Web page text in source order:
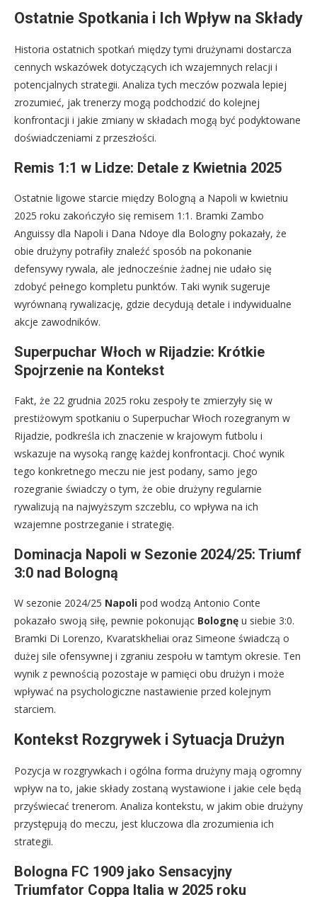
Ostatnie Spotkania i Ich Wpływ na Składy
Historia ostatnich spotkań między tymi drużynami dostarcza
cennych wskazówek dotyczących ich wzajemnych relacji i
potencjalnych strategii. Analiza tych meczów pozwala lepiej
zrozumieć, jak trenerzy mogą podchodzić do kolejnej
konfrontacji i jakie zmiany w składach mogą być podyktowane
doświadczeniami z przeszłości.
Remis 1:1 w Lidze: Detale z Kwietnia 2025
Ostatnie ligowe starcie między Bologną a Napoli w kwietniu
2025 roku zakończyło się remisem 1:1. Bramki Zambo
Anguissy dla Napoli i Dana Ndoye dla Bologny pokazały, że
obie drużyny potrafiły znaleźć sposób na pokonanie
defensywy rywala, ale jednocześnie żadnej nie udało się
zdobyć pełnego kompletu punktów. Taki wynik sugeruje
wyrównaną rywalizację, gdzie decydują detale i indywidualne
akcje zawodników.
Superpuchar Włoch w Rijadzie: Krótkie
Spojrzenie na Kontekst
Fakt, że 22 grudnia 2025 roku zespoły te zmierzyły się w
prestiżowym spotkaniu o Superpuchar Włoch rozegranym w
Rijadzie, podkreśla ich znaczenie w krajowym futbolu i
wskazuje na wysoką rangę każdej konfrontacji. Choć wynik
tego konkretnego meczu nie jest podany, samo jego
rozegranie świadczy o tym, że obie drużyny regularnie
rywalizują na najwyższym szczeblu, co wpływa na ich
wzajemne postrzeganie i strategię.
Dominacja Napoli w Sezonie 2024/25: Triumf
3:0 nad Bologną
W sezonie 2024/25 Napoli pod wodzą Antonio Conte
pokazało swoją siłę, pewnie pokonując Bolognę u siebie 3:0.
Bramki Di Lorenzo, Kvaratskheliai oraz Simeone świadczą o
dużej sile ofensywnej i zgraniu zespołu w tamtym okresie. Ten
wynik z pewnością pozostaje w pamięci obu drużyn i może
wpływać na psychologiczne nastawienie przed kolejnym
starciem.
Kontekst Rozgrywek i Sytuacja Drużyn
Pozycja w rozgrywkach i ogólna forma drużyny mają ogromny
wpływ na to, jakie składy zostaną wystawione i jakie cele będą
przyświecać trenerom. Analiza kontekstu, w jakim obie drużyny
przystępują do meczu, jest kluczowa dla zrozumienia ich
strategii.
Bologna FC 1909 jako Sensacyjny
Triumfator Coppa Italia w 2025 roku